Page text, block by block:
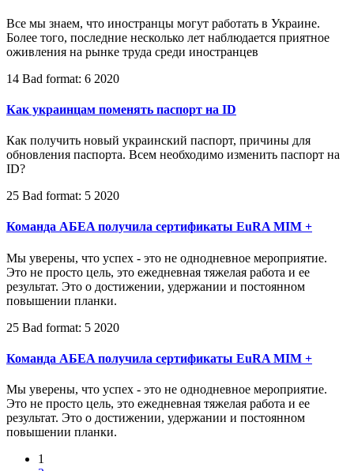
Все мы знаем, что иностранцы могут работать в Украине.
Более того, последние несколько лет наблюдается приятное
оживления на рынке труда среди иностранцев
14 Bad format: 6 2020
Как украинцам поменять паспорт на ID
Как получить новый украинский паспорт, причины для
обновления паспорта. Всем необходимо изменить паспорт на
ID?
25 Bad format: 5 2020
Команда AБEA получила сертификаты EuRA MIM +
Мы уверены, что успех - это не однодневное мероприятие.
Это не просто цель, это ежедневная тяжелая работа и ее
результат. Это о достижении, удержании и постоянном
повышении планки.
25 Bad format: 5 2020
Команда AБEA получила сертификаты EuRA MIM +
Мы уверены, что успех - это не однодневное мероприятие.
Это не просто цель, это ежедневная тяжелая работа и ее
результат. Это о достижении, удержании и постоянном
повышении планки.
1